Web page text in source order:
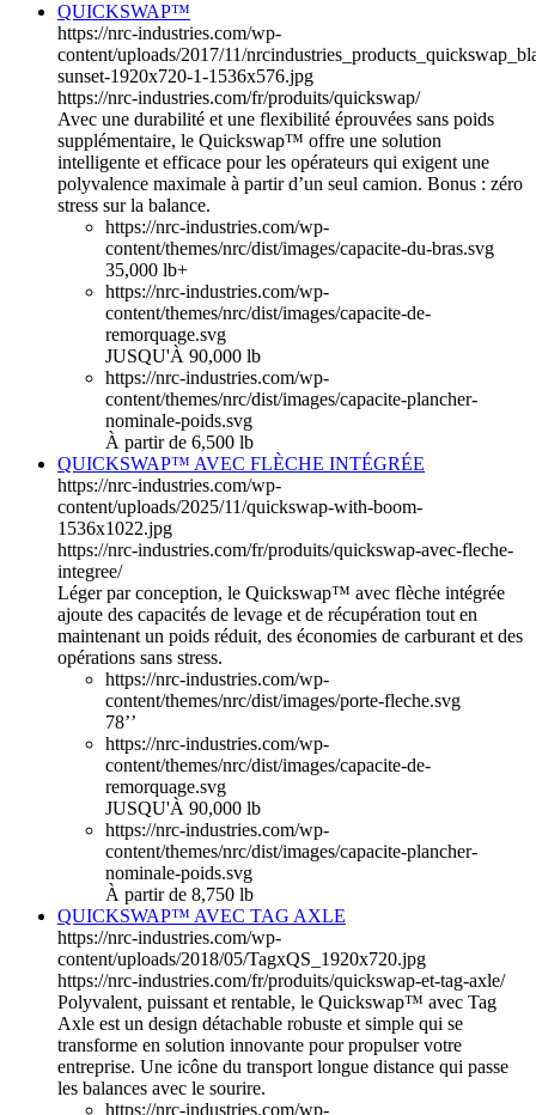
QUICKSWAP™
https://nrc-industries.com/wp-
content/uploads/2017/11/
sunset-1920x720-1-1536x576.jpg
https://nrc-industries.com/fr/produits/quickswap/
Avec une durabilité et une flexibilité éprouvées sans poids
supplémentaire, le Quickswap™ offre une solution
intelligente et efficace pour les opérateurs qui exigent une
polyvalence maximale à partir d’un seul camion. Bonus : zéro
stress sur la balance.
https://nrc-industries.com/wp-
content/themes/nrc/dist/images/capacite-du-bras.svg
35,000 lb+
https://nrc-industries.com/wp-
content/themes/nrc/dist/images/capacite-de-
remorquage.svg
JUSQU'À 90,000 lb
https://nrc-industries.com/wp-
content/themes/nrc/dist/images/capacite-plancher-
nominale-poids.svg
À partir de 6,500 lb
QUICKSWAP™ AVEC FLÈCHE INTÉGRÉE
https://nrc-industries.com/wp-
content/uploads/2025/11/quickswap-with-boom-
1536x1022.jpg
https://nrc-industries.com/fr/produits/quickswap-avec-fleche-
integree/
Léger par conception, le Quickswap™ avec flèche intégrée
ajoute des capacités de levage et de récupération tout en
maintenant un poids réduit, des économies de carburant et des
opérations sans stress.
https://nrc-industries.com/wp-
content/themes/nrc/dist/images/porte-fleche.svg
78’’
https://nrc-industries.com/wp-
content/themes/nrc/dist/images/capacite-de-
remorquage.svg
JUSQU'À 90,000 lb
https://nrc-industries.com/wp-
content/themes/nrc/dist/images/capacite-plancher-
nominale-poids.svg
À partir de 8,750 lb
QUICKSWAP™ AVEC TAG AXLE
https://nrc-industries.com/wp-
content/uploads/2018/05/TagxQS_1920x720.jpg
https://nrc-industries.com/fr/produits/quickswap-et-tag-axle/
Polyvalent, puissant et rentable, le Quickswap™ avec Tag
Axle est un design détachable robuste et simple qui se
transforme en solution innovante pour propulser votre
entreprise. Une icône du transport longue distance qui passe
les balances avec le sourire.
https://nrc-industries.com/wp-